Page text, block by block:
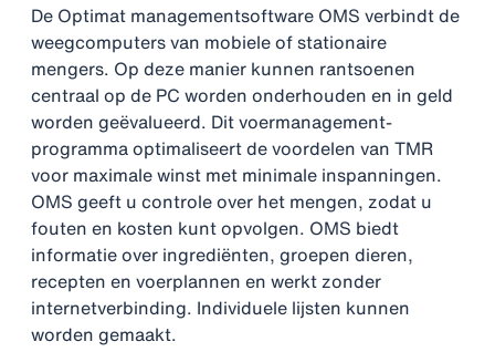
De Optimat managementsoftware OMS verbindt de
weegcomputers van mobiele of stationaire
mengers. Op deze manier kunnen rantsoenen
centraal op de PC worden onderhouden en in geld
worden geëvalueerd. Dit voermanagement-
programma optimaliseert de voordelen van TMR
voor maximale winst met minimale inspanningen.
OMS geeft u controle over het mengen, zodat u
fouten en kosten kunt opvolgen. OMS biedt
informatie over ingrediënten, groepen dieren,
recepten en voerplannen en werkt zonder
internetverbinding. Individuele lijsten kunnen
worden gemaakt.